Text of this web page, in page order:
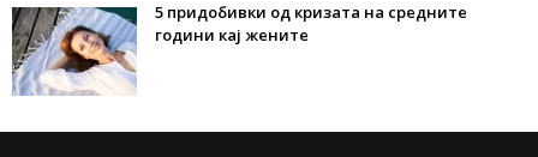
5 придобивки од кризата на средните
години кај жените